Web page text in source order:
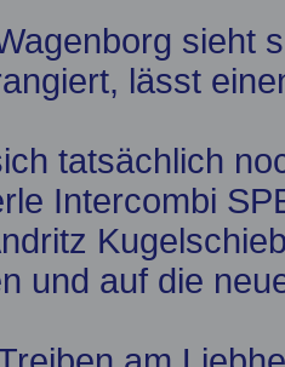
sieht
lässt
tatsächlich
Intercombi
und auf die